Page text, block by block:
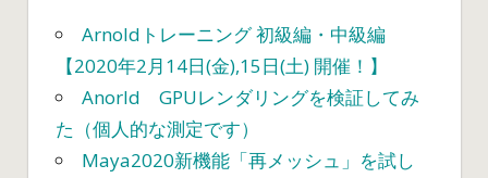
Arnoldトレーニング 初級編・中級編
【2020年2月14日(金),15日(土) 開催！】
Anorld GPUレンダリングを検証してみ
た（個人的な測定です）
Maya2020新機能「再メッシュ」を試し